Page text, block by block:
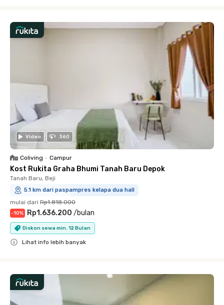
Video 360
Coliving • Campur
Kost Rukita Graha Bhumi Tanah Baru Depok
Tanah Baru, Beji
5.1 km dari paspampres kelapa dua hall
mulai dari Rp1.818.000
-10% Rp1.636.200 /bulan
Diskon sewa min. 12 Bulan
Lihat info lebih banyak